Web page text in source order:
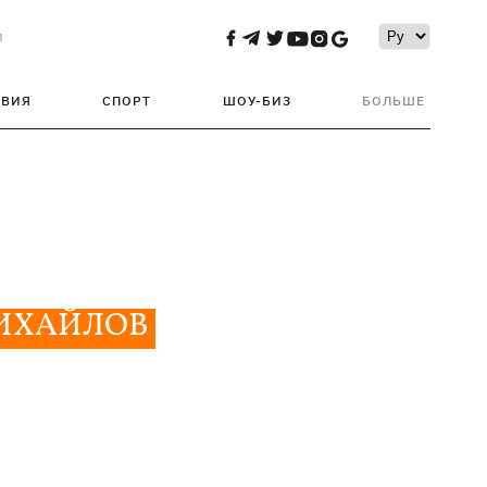
СПОРТ ШОУ-БИЗ БОЛЬШЕ